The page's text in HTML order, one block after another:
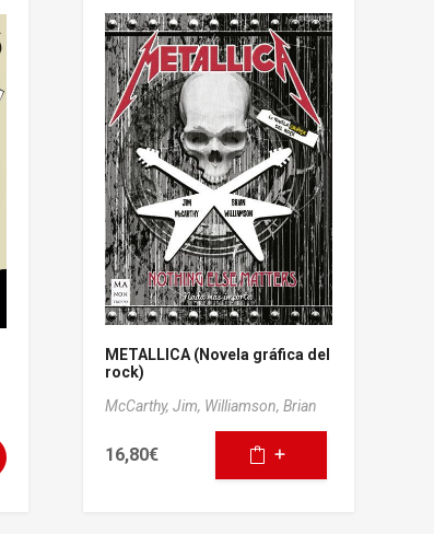
METALLICA (Novela gráfica del
rock)
McCarthy, Jim, Williamson, Brian
16,80€